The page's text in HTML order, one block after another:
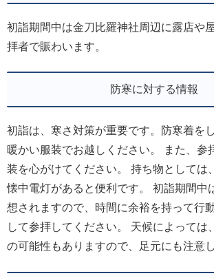
初詣期間中は金刀比羅神社周辺に露店や
拝者で賑わいます。
防寒に対する情報
初詣は、寒さ対策が重要です。防寒着を
暖かい服装でお越しください。 また、参
装を心がけてください。 持ち物としては
懐中電灯があると便利です。 初詣期間中
想されますので、時間に余裕を持って行
して参拝してください。 天候によっては
の可能性もありますので、足元にも注意